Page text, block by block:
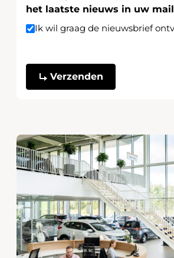
het laatste nieuws in uw
Ik wil graag de nieuwsbrief